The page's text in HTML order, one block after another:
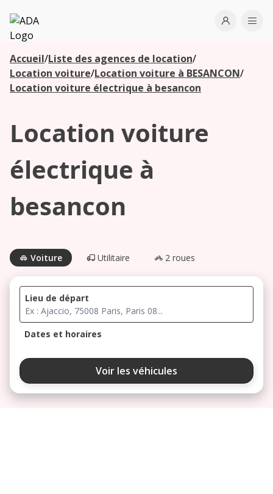
ADA
Open
Accueil/Liste des agences de location/
Location voiture/Location voiture à BESANCON/
Location voiture électrique à besancon
Location voiture
électrique à
besancon
Voiture Utilitaire 2 roues
Lieu de départ
Dates et horaires
août 2026
ma me
Voir les véhicules
Les
agences à
proximité
Commencez
votre
recherche
agences à
proximité